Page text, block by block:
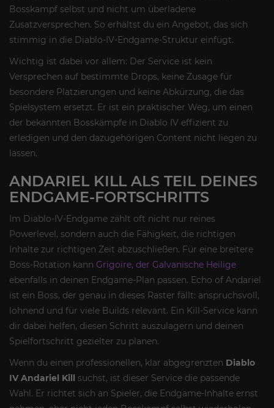
Bosskampf selbst und nicht um überladene
Zusatzversprechen. So erhältst du ein Angebot, das sich
stimmig in die Diablo-IV-Endgame-Struktur einfügt.
Wichtig ist dabei vor allem: Der Service ist kein
Versprechen auf bestimmte Drops, keine Zusage für
besondere Platzierungen und keine Abkürzung, die das
Spielsystem ersetzt. Er ist ein praktischer Weg, um einen
der bekannten Bosskämpfe in Diablo IV effizient zu
erledigen und den dazugehörigen Content nicht liegen zu
lassen.
ANDARIEL KILL ALS TEIL DEINES
ENDGAME-FORTSCHRITTS
Im Diablo-IV-Endgame zählt oft nicht nur reines
Powerlevel, sondern auch die Fähigkeit, die richtigen
Inhalte zur richtigen Zeit abzuschließen. Für eine breitere
Boss-Rotation kann Grigoire, der Galvanische Heilige
ebenfalls in deinen Endgame-Plan passen. Echo of Andariel
ist ein Boss, der genau in dieses Raster fällt: anspruchsvoll,
lohnend und für viele Builds relevant. Ein Kill-Service kann
dir dabei helfen, diesen Schritt auszulagern und deinen
Spielfortschritt gezielter zu planen.
Wenn du einen professionellen, klar abgegrenzten Diablo
IV Andariel Kill suchst, ist dieser Service die passende
Wahl. Er richtet sich an Spieler, die Endgame-Inhalte ernst